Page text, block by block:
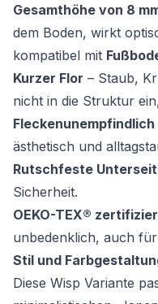
Gesamthöhe von 8
dem Boden, wirkt
kompatibel mit
Kurzer Flor – Staub,
nicht in die Struktur
Fleckenunempfindlich
ästhetisch und
Rutschfeste
Sicherheit.
OEKO-TEX®
unbedenklich, auch
Stil und
Diese Wisp Variante